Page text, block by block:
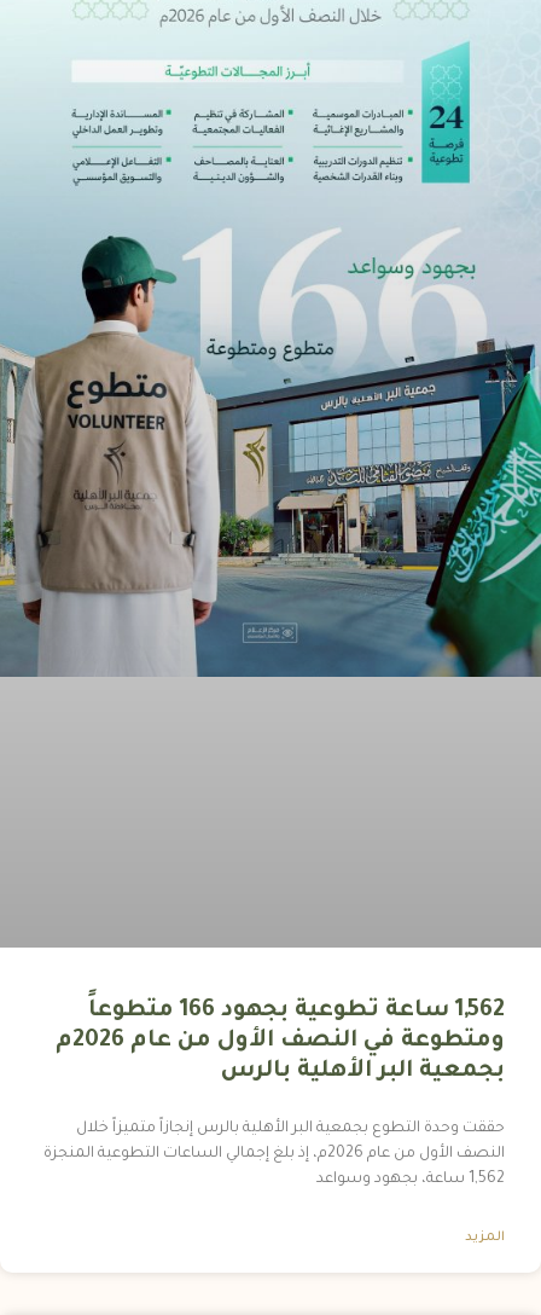
1,562 ساعة تطوعية بجهود 166 متطوعاً
ومتطوعة في النصف الأول من عام 2026م
بجمعية البر الأهلية بالرس
حققت وحدة التطوع بجمعية البر الأهلية بالرس إنجازاً متميزاً خلال
النصف الأول من عام 2026م، إذ بلغ إجمالي الساعات التطوعية المنجزة
1,562 ساعة، بجهود وسواعد
المزيد